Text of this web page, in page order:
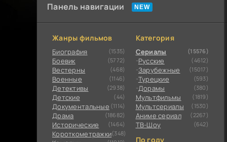
Панель навигации
Жанры фильмов
Биография (1535)
Боевик (5772)
Вестерны (468)
Военные (1146)
Детективы (2938)
Детские (44)
Документальные (1114)
Драма (18682)
Исторические (1464)
Короткометражки(348)
Категория
Сериалы (15576)
Русские (4612)
Зарубежные (15017)
Турецкие (593)
Дорамы (380)
Мультфильмы (1819)
Мультсериалы (1530)
Аниме сериал (2267)
ТВ-Шоу (642)
По году